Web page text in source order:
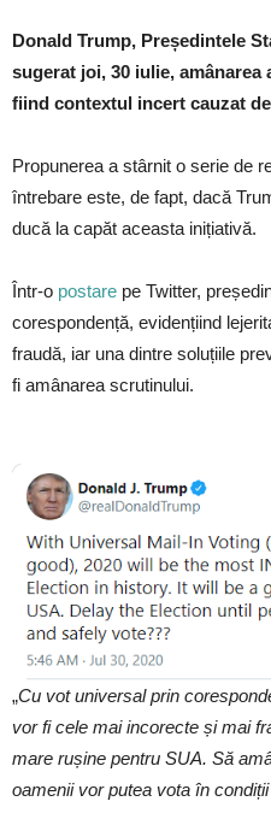
Donald Trump, Președintele
sugerat joi, 30 iulie,
fiind contextul incert cauzat
Propunerea a stârnit o serie de
întrebare este, de fapt, dacă
ducă la capăt aceasta inițiativă.
Într-o postare pe Twitter,
corespondență, evidențiind
fraudă, iar una dintre soluțiile
fi amânarea scrutinului.
„Cu vot universal prin
vor fi cele mai incorecte și mai
mare rușine pentru SUA. Să
oamenii vor putea vota în